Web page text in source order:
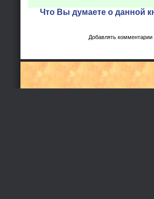
Что Вы думаете о данной
Добавлять комментарии